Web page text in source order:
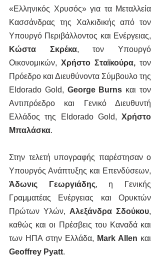
«Ελληνικός Χρυσός» για τα Μεταλλεία
Κασσάνδρας της Χαλκιδικής από τον
Κώστα Σκρέκα, τον Υπουργό
Οικονομικών, Χρήστο Σταϊκούρα, τον
Πρόεδρο και Διευθύνοντα Σύμβουλο της
Eldorado Gold, George Burns και τον
Αντιπρόεδρο και Γενικό Διευθυντή
Ελλάδος της Eldorado Gold, Χρήστο
Μπαλάσκα.
Στην τελετή υπογραφής παρέστησαν ο
Άδωνις Γεωργιάδης, η Γενικής
Γραμματέας Ενέργειας και Ορυκτών
Πρώτων Υλών, Αλεξάνδρα Σδούκου,
καθώς και οι Πρέσβεις του Καναδά και
των ΗΠΑ στην Ελλάδα, Mark Allen
Geoffrey Pyatt.